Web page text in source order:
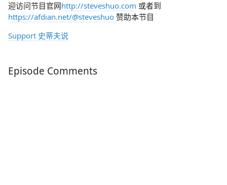
迎访问节目官网http://steveshuo.com 或者到
https://afdian.net/@steveshuo 赞助本节目
Support 史蒂夫说
Episode Comments